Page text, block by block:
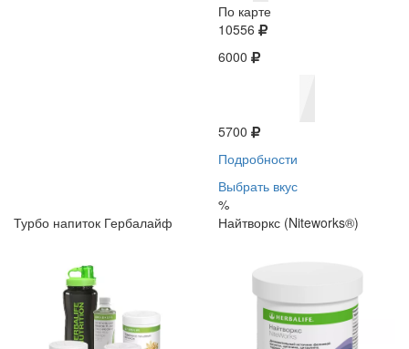
По карте
10556
6000
5700
Подробности
Выбрать вкус
%
Турбо напиток Гербалайф
Найтворкс (Niteworks®)